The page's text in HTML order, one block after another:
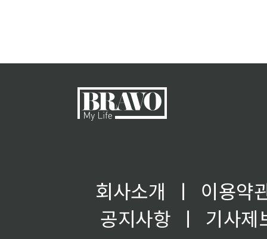
회사소개 ㅣ
이용약
공지사항
ㅣ
기사제